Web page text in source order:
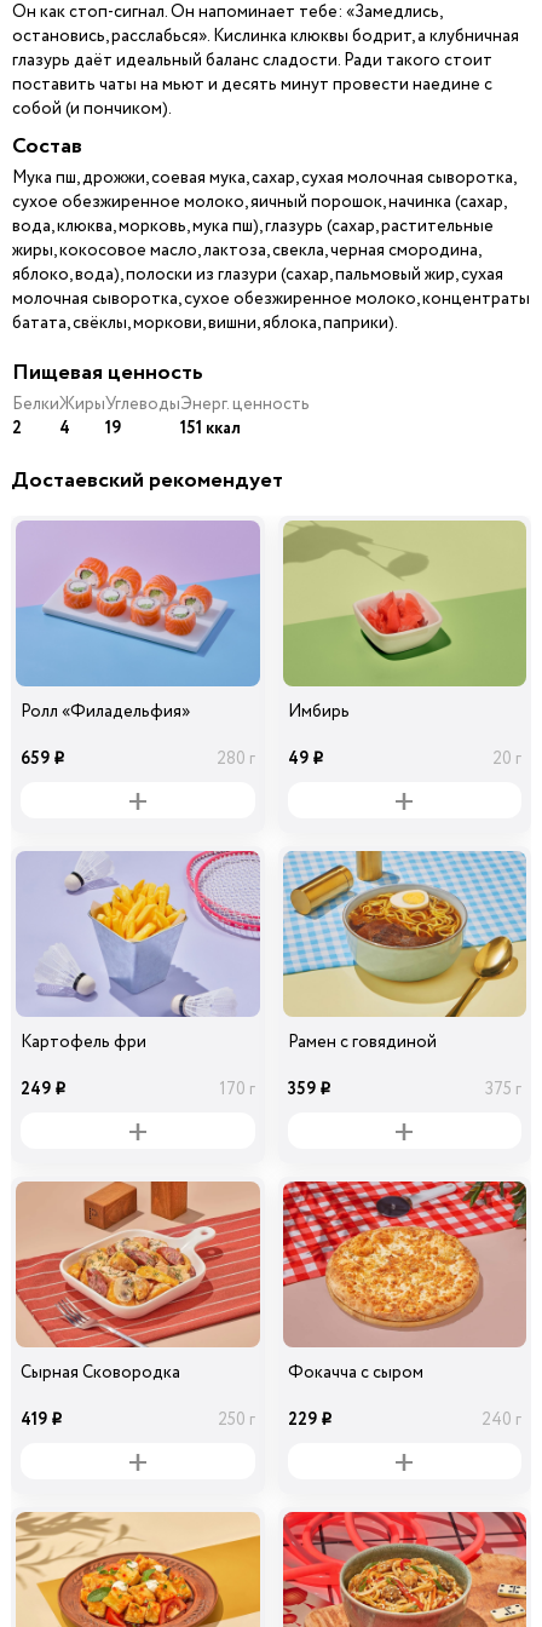
Он как стоп-сигнал. Он напоминает тебе: «Замедлись,
остановись, расслабься». Кислинка клюквы бодрит, а клубничная
глазурь даёт идеальный баланс сладости. Ради такого стоит
поставить чаты на мьют и десять минут провести наедине с
собой (и пончиком).
Состав
Мука пш, дрожжи, соевая мука, сахар, сухая молочная сыворотка,
сухое обезжиренное молоко, яичный порошок, начинка (сахар,
вода, клюква, морковь, мука пш), глазурь (сахар, растительные
жиры, кокосовое масло, лактоза, свекла, черная смородина,
яблоко, вода), полоски из глазури (сахар, пальмовый жир, сухая
молочная сыворотка, сухое обезжиренное молоко, концентраты
батата, свёклы, моркови, вишни, яблока, паприки).
Пищевая ценность
Белки
2
Жиры
4
Углеводы
19
Энерг. ценность
151 ккал
Достаевский рекомендует
Ролл «Филадельфия»
659 i 280 г
Имбирь
49 i 20 г
Картофель фри
249 i 170 г
Рамен с говядиной
359 i 375 г
Сырная Сковородка
419 i 250 г
Фокачча с сыром
229 i 240 г